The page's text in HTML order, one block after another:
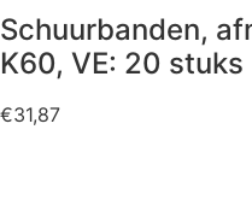
Schuurbanden,
K60, VE: 20 stuks
€31,87